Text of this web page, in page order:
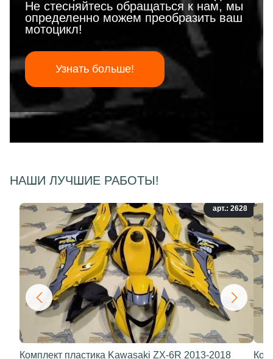
Не стесняйтесь обращаться к нам, мы
определенно можем преобразить ваш
мотоцикл!
Узнать больше!
НАШИ ЛУЧШИЕ РАБОТЫ!
арт.: 2628
Комплект пластика Kawasaki ZX-6R 2013-2018